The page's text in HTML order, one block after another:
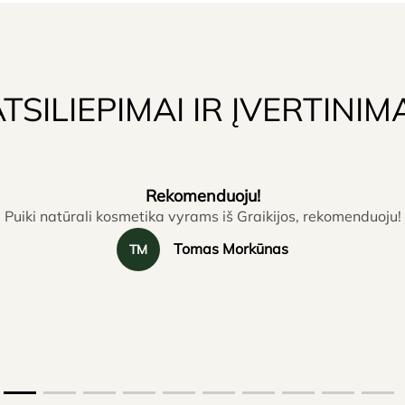
IR
Rekomenduoju!
Puiki natūrali kosmetika vyrams iš Graikijos, rekomenduoju!
TM Tomas Morkūnas